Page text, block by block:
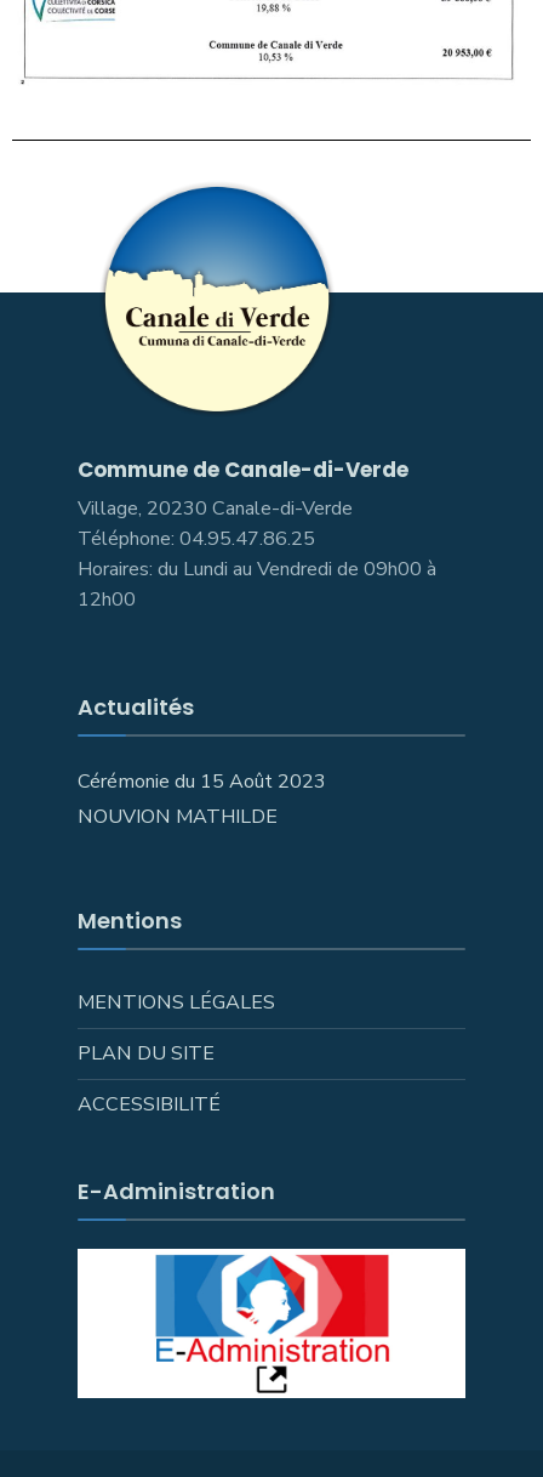
Commune de Canale-di-Verde
Village, 20230 Canale-di-Verde
Téléphone: 04.95.47.86.25
Horaires: du Lundi au Vendredi de 09h00 à
12h00
Actualités
Cérémonie du 15 Août 2023
NOUVION MATHILDE
Mentions
MENTIONS LÉGALES
PLAN DU SITE
ACCESSIBILITÉ
E-Administration